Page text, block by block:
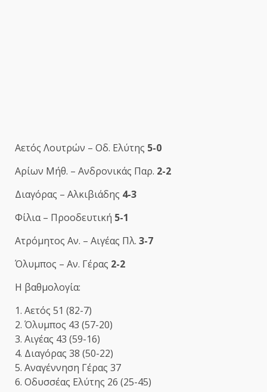
Αετός Λουτρών – Οδ. Ελύτης 5-0
Αρίων Μήθ. – Ανδρονικάς Παρ. 2-2
Διαγόρας – Αλκιβιάδης 4-3
Φίλια – Προοδευτική 5-1
Ατρόμητος Αν. – Αιγέας Πλ. 3-7
Όλυμπος – Αν. Γέρας 2-2
Η βαθμολογία:
1. Αετός 51 (82-7)
2. Όλυμπος 43 (57-20)
3. Αιγέας 43 (59-16)
4. Διαγόρας 38 (50-22)
5. Αναγέννηση Γέρας 37
6. Οδυσσέας Ελύτης 26 (25-45)